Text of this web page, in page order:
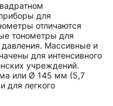
для
отличаются
тонометры для
давления. Массивные и
для интенсивного
учреждений.
или Ø 145 мм (5,7
для легкого